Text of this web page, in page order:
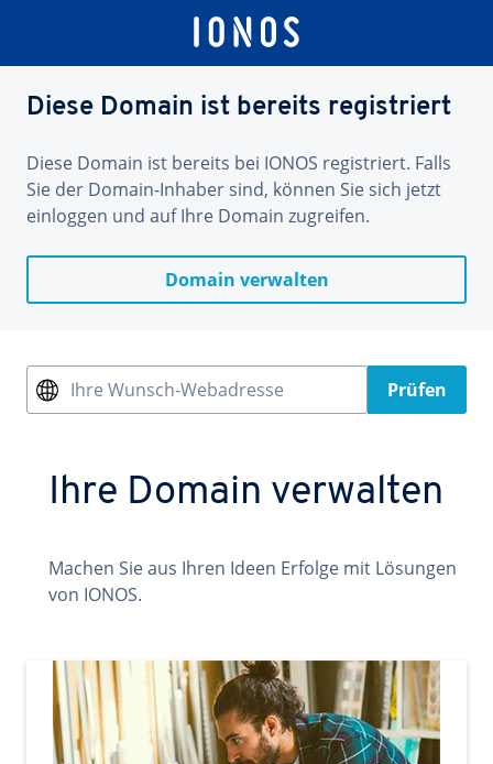
Diese Domain ist bereits registriert
Diese Domain ist bereits bei IONOS registriert. Falls
Sie der Domain-Inhaber sind, können Sie sich jetzt
einloggen und auf Ihre Domain zugreifen.
Domain verwalten
Ihre Wunsch-Webadresse Prüfen
Ihre Domain verwalten
Machen Sie aus Ihren Ideen Erfolge mit Lösungen
von IONOS.